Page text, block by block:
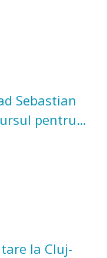
Sebastian
pentru
Casei
la Cluj-